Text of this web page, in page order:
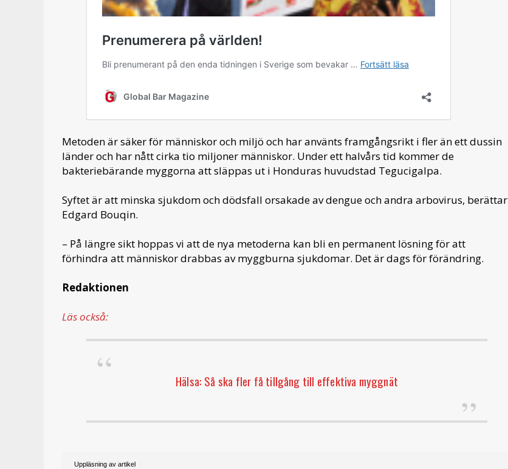
Metoden är säker för människor och miljö och har använts framgångsrikt i fler än ett dussin
länder och har nått cirka tio miljoner människor. Under ett halvårs tid kommer de
bakteriebärande myggorna att släppas ut i Honduras huvudstad Tegucigalpa.
Syftet är att minska sjukdom och dödsfall orsakade av dengue och andra arbovirus, berättar
Edgard Bouqin.
– På längre sikt hoppas vi att de nya metoderna kan bli en permanent lösning för att
förhindra att människor drabbas av myggburna sjukdomar. Det är dags för förändring.
Redaktionen
Läs också:
Hälsa: Så ska fler få tillgång till effektiva myggnät
Uppläsning av artikel